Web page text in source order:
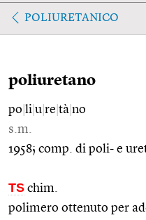
POLIURETANICO
poliuretano
po li u re tà no
s.m.
1958; comp. di poli- e
TS chim.
polimero ottenuto per